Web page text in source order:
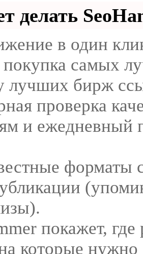
делать
в один
покупка самых
лучших бирж
проверка
и ежедневный
форматы
покажет, где
которые нужно